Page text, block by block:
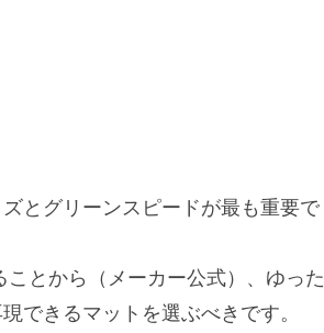
とグリーンスピードが最も重要で
とから（メーカー公式）、ゆった
できるマットを選ぶべきです。